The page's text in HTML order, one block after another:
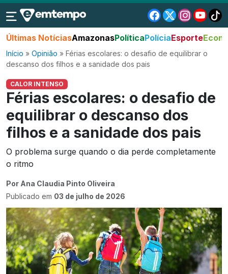
Últimas NotíciasAmazonasPolíticaPolíciaEsporte
Início » Opinião » Férias escolares: o desafio de equilibrar o
descanso dos filhos e a sanidade dos pais
CALOR INTENSO
Férias escolares: o desafio de
equilibrar o descanso dos
filhos e a sanidade dos pais
O problema surge quando o dia perde completamente
o ritmo
Por Ana Claudia Pinto Oliveira
Publicado em 03 de julho de 2026